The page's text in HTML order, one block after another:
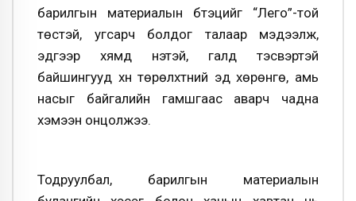
барилгын материалын бүтэцийг “Лего”-той
төстэй, угсарч болдог талаар мэдээлж,
эдгээр хямд үнэтэй, галд тэсвэртэй
байшингууд хүн төрөлхтний эд хөрөнгө, амь
насыг байгалийн гамшгаас аварч чадна
хэмээн онцолжээ.
Тодруулбал, барилгын материалын